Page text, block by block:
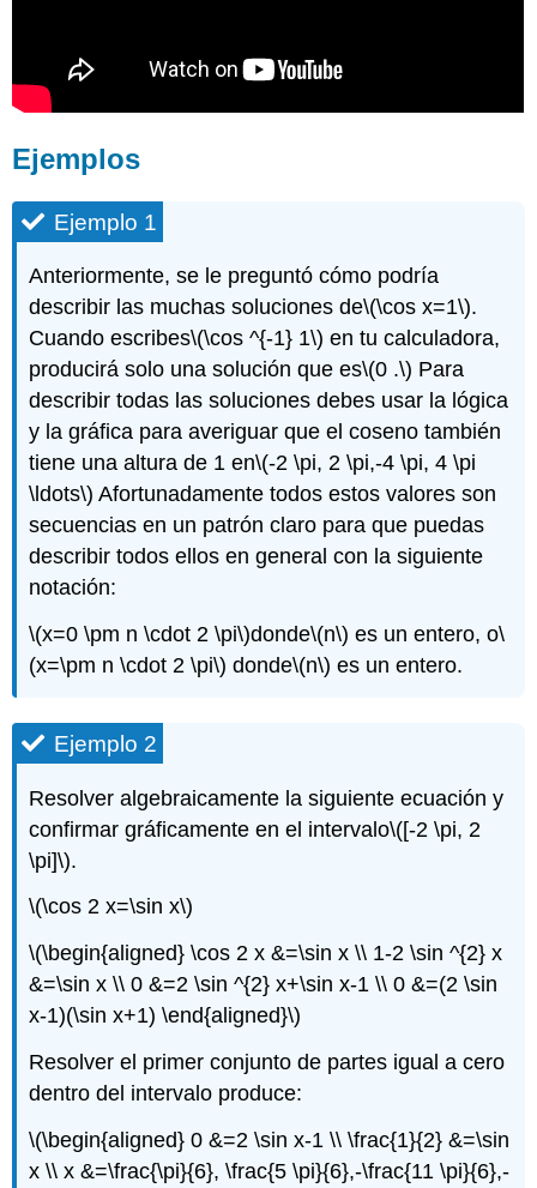
Ejemplos
Ejemplo 1
Anteriormente, se le preguntó cómo podría
describir las muchas soluciones de\(\cos x=1\).
Cuando escribes\(\cos ^{-1} 1\) en tu calculadora,
producirá solo una solución que es\(0 .\) Para
describir todas las soluciones debes usar la lógica
y la gráfica para averiguar que el coseno también
tiene una altura de 1 en\(-2 \pi, 2 \pi,-4 \pi, 4 \pi
\ldots\) Afortunadamente todos estos valores son
secuencias en un patrón claro para que puedas
describir todos ellos en general con la siguiente
notación:
\(x=0 \pm n \cdot 2 \pi\)donde\(n\) es un entero, o\
(x=\pm n \cdot 2 \pi\) donde\(n\) es un entero.
Ejemplo 2
Resolver algebraicamente la siguiente ecuación y
confirmar gráficamente en el intervalo\([-2 \pi, 2
\pi]\).
\(\cos 2 x=\sin x\)
\(\begin{aligned} \cos 2 x &=\sin x \\ 1-2 \sin ^{2} x
&=\sin x \\ 0 &=2 \sin ^{2} x+\sin x-1 \\ 0 &=(2 \sin
x-1)(\sin x+1) \end{aligned}\)
Resolver el primer conjunto de partes igual a cero
dentro del intervalo produce:
\(\begin{aligned} 0 &=2 \sin x-1 \\ \frac{1}{2} &=\sin
x \\ x &=\frac{\pi}{6}, \frac{5 \pi}{6},-\frac{11 \pi}{6},-